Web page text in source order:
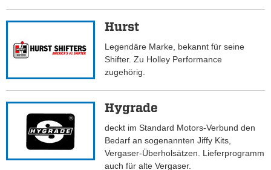
Hurst
Legendäre Marke, bekannt für seine
Shifter. Zu Holley Performance
zugehörig.
Hygrade
deckt im Standard Motors-Verbund den
Bedarf an sogenannten Jiffy Kits,
Vergaser-Überholsätzen. Lieferprogramm
auch für alte Vergaser.